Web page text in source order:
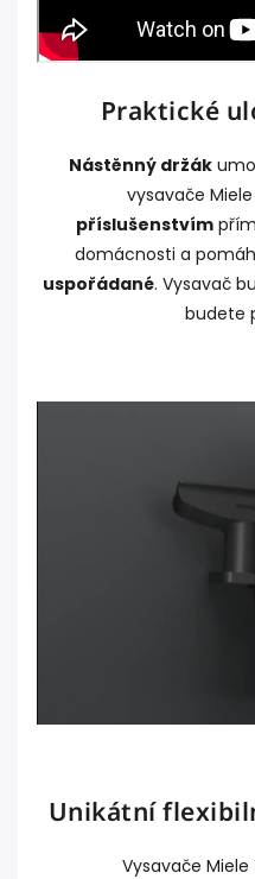
Praktické
Nástěnný držák
vysavače
příslušenstvím
domácnosti a
uspořádané. Vysavač
budete
Unikátní
Vysavače Miele